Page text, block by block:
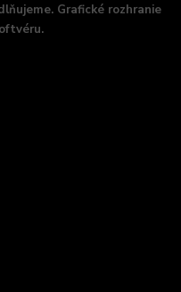
Grafické rozhranie